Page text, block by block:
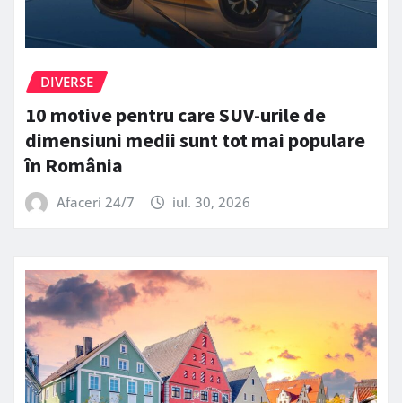
DIVERSE
10 motive pentru care SUV-urile de
dimensiuni medii sunt tot mai populare
în România
Afaceri 24/7 iul. 30, 2026